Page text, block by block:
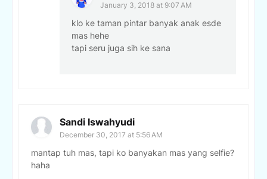
January 3, 2018 at 9:07 AM
klo ke taman pintar banyak anak esde
mas hehe
tapi seru juga sih ke sana
Sandi Iswahyudi
December 30, 2017 at 5:56 AM
mantap tuh mas, tapi ko banyakan mas yang selfie?
haha